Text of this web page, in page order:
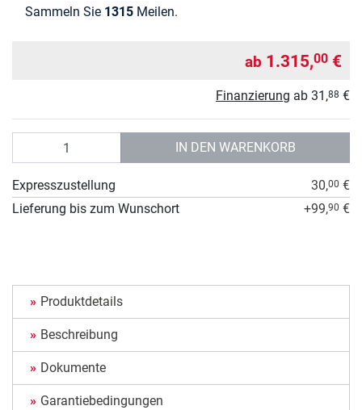
Sammeln Sie 1315 Meilen.
ab 1.315,00 €
Finanzierung ab 31,88 €
IN DEN WARENKORB
Expresszustellung 30,00 €
Lieferung bis zum Wunschort
+99,90 €
Produktdetails
Beschreibung
Dokumente
Garantiebedingungen